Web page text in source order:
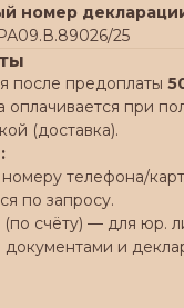
номер
25
после предоплаты
оплачивается при
(доставка).
телефона/
по запросу.
счёту) — для юр.
и